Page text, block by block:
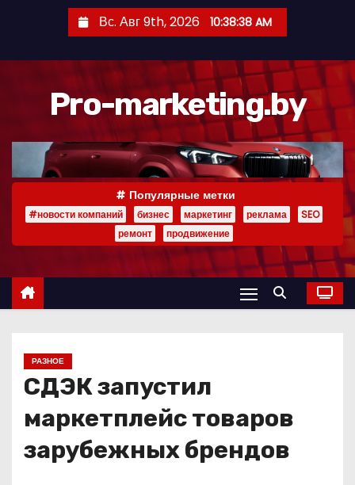
р
Вс. Авг 9th, 2026 10:38:39 AM
Pro-marketing.by
Популярные метки
#новости компаний бизнес маркетинг реклама
SEO
ремонт
продвижение
РАЗНОЕ
СДЭК запустил
маркетплейс товаров
зарубежных брендов